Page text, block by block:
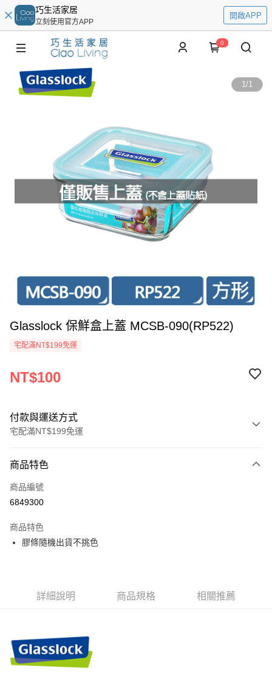
巧生活家居
立刻使用官方APP
開啟APP
0
1/1
Glasslock 保鮮盒上蓋 MCSB-090(RP522)
宅配滿NT$199免運
NT$100
付款與運送方式
宅配滿NT$199免運
信用卡一次付款
超商取貨付款
Apple Pay
運送方式
全家取貨付款-上蓋專用
商品特色
商品編號
6849300
商品特色
膠條隨機出貨不挑色
詳細說明 商品規格 相關推薦